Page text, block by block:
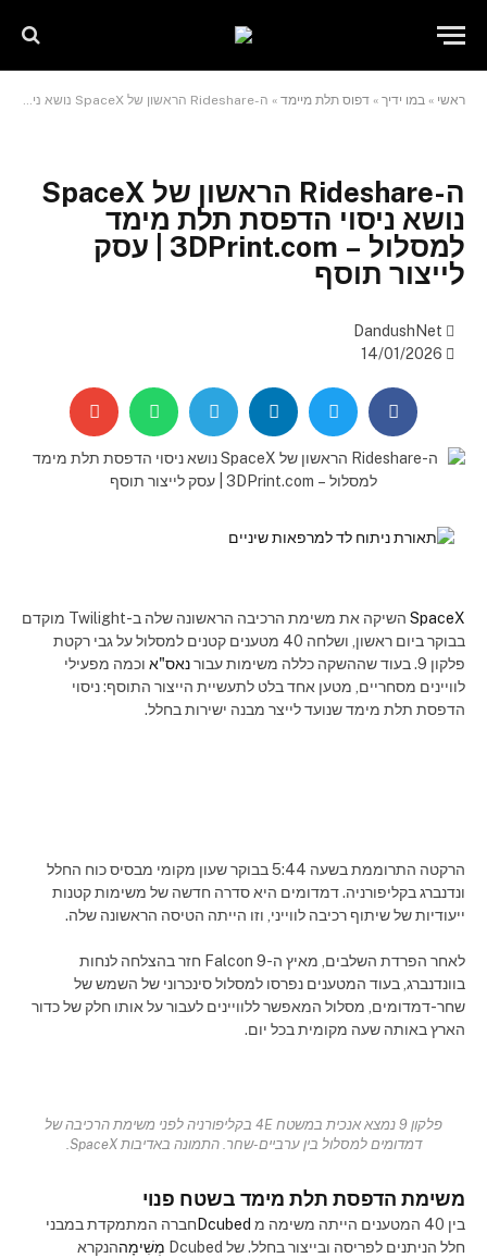
מֻפְעֶלֶת
הַמְּסַיַּעַת
לִנְגִישׁוּת
הָאֲתָר.
ראשי » במו ידיך » דפוס תלת מיימד » ה-Rideshare הראשון של SpaceX נושא ניסוי הדפסת תלת מימד למסלול – 3DPrint.com | עסק לייצור תוסף
ה-Rideshare הראשון של SpaceX
נושא ניסוי הדפסת תלת מימד
למסלול – 3DPrint.com | עסק
לייצור תוסף
DandushNet
14/01/2026
SpaceX
השיקה את משימת הרכיבה הראשונה שלה ב-Twilight מוקדם
בבוקר ביום ראשון, ושלחה 40 מטענים קטנים למסלול על גבי רקטת
פלקון 9. בעוד שההשקה כללה משימות עבור
נאס"א וכמה מפעילי
לוויינים מסחריים, מטען אחד בלט לתעשיית הייצור התוסף: ניסוי
הדפסת תלת מימד שנועד לייצר מבנה ישירות בחלל.
הרקטה התרוממת בשעה 5:44 בבוקר שעון מקומי מבסיס כוח החלל
ונדנברג בקליפורניה. דמדומים היא סדרה חדשה של משימות קטנות
ייעודיות של שיתוף רכיבה לווייני, וזו הייתה הטיסה הראשונה שלה.
לאחר הפרדת השלבים, מאיץ ה-Falcon 9 חזר בהצלחה לנחות
בוונדנברג, בעוד המטענים נפרסו למסלול סינכרוני של השמש של
שחר-דמדומים, מסלול המאפשר ללוויינים לעבור על אותו חלק של כדור
הארץ באותה שעה מקומית בכל יום.
פלקון 9 נמצא אנכית במשטח 4E בקליפורניה לפני משימת הרכיבה של
דמדומים למסלול בין ערביים-שחר. התמונה באדיבות SpaceX.
משימת הדפסת תלת מימד בשטח פנוי
בין 40 המטענים הייתה משימה מ Dcubed חברה המתמקדת במבני
חלל הניתנים לפריסה ובייצור בחלל. של Dcubed
מְשִׁימָההנקרא